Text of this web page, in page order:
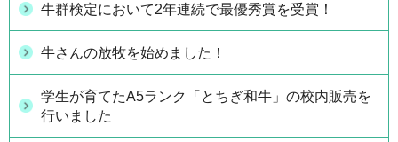
牛群検定において2年連続で最優秀賞を受賞！
牛さんの放牧を始めました！
学生が育てたA5ランク「とちぎ和牛」の校内販売を
行いました